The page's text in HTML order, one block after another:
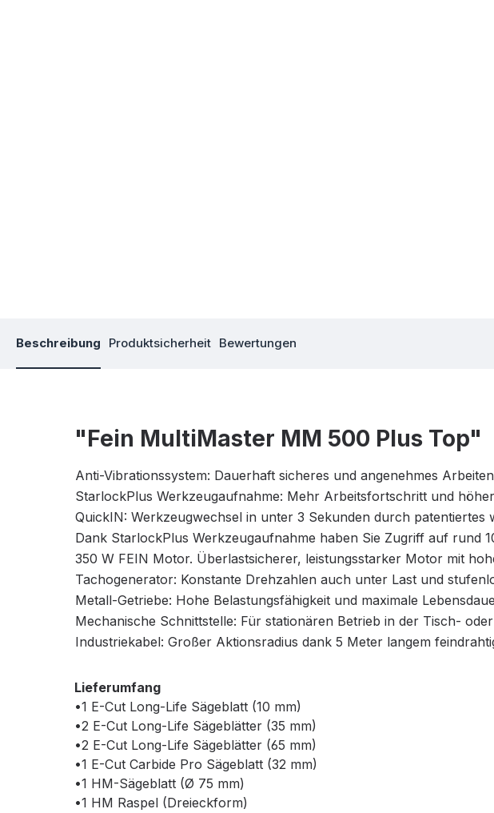
Beschreibung Produktsicherheit Bewertungen
"Fein MultiMaster MM 500 Plus Top"
Anti-Vibrationssystem: Dauerhaft sicheres und angenehmes
StarlockPlus Werkzeugaufnahme: Mehr Arbeitsfortschritt und
QuickIN: Werkzeugwechsel in unter 3 Sekunden durch patentiertes
Dank StarlockPlus Werkzeugaufnahme haben Sie Zugriff auf rund
350 W FEIN Motor. Überlastsicherer, leistungsstarker Motor mit
Tachogenerator: Konstante Drehzahlen auch unter Last und
Metall-Getriebe: Hohe Belastungsfähigkeit und maximale
Mechanische Schnittstelle: Für stationären Betrieb in der Tisch-
Industriekabel: Großer Aktionsradius dank 5 Meter langem
Lieferumfang
•1 E-Cut Long-Life Sägeblatt (10 mm)
•2 E-Cut Long-Life Sägeblätter (35 mm)
•2 E-Cut Long-Life Sägeblätter (65 mm)
•1 E-Cut Carbide Pro Sägeblatt (32 mm)
•1 HM-Sägeblatt (Ø 75 mm)
•1 HM Raspel (Dreieckform)